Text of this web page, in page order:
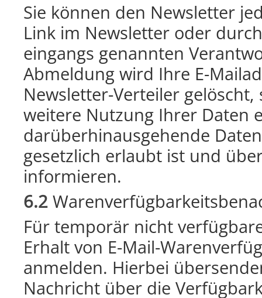
Sie können den Newsletter
Link im Newsletter oder
eingangs genannten
Abmeldung wird Ihre E-
Newsletter-Verteiler
weitere Nutzung Ihrer Daten
darüberhinausgehende
gesetzlich erlaubt ist und
informieren.
6.2
Für temporär nicht
Erhalt von E-Mail-
anmelden. Hierbei
Nachricht über die